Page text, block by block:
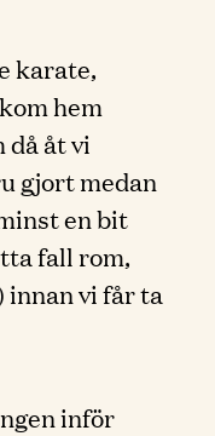
karate,
hem
då åt vi
gjort medan
en bit
fall rom,
innan vi får ta
inför